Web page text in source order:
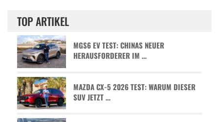
TOP ARTIKEL
MGS6 EV TEST: CHINAS NEUER
HERAUSFORDERER IM …
MAZDA CX-5 2026 TEST: WARUM DIESER
SUV JETZT …